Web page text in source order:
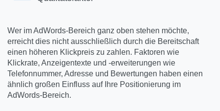
Wer im AdWords-Bereich ganz oben stehen möchte,
erreicht dies nicht ausschließlich durch die Bereitschaft
einen höheren Klickpreis zu zahlen. Faktoren wie
Klickrate, Anzeigentexte und -erweiterungen wie
Telefonnummer, Adresse und Bewertungen haben einen
ähnlich großen Einfluss auf Ihre Positionierung im
AdWords-Bereich.